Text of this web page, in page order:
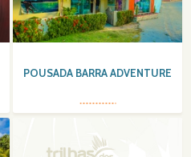
POUSADA BARRA ADVENTURE